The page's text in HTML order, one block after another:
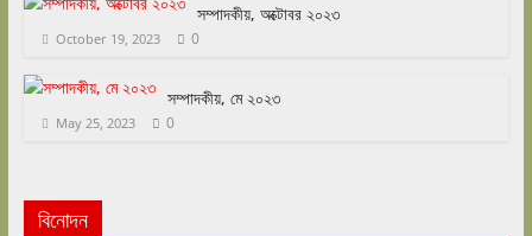
সম্পাদকীয়, অক্টোবর ২০২৩
October 19, 2023 0
সম্পাদকীয়, মে ২০২৩
May 25, 2023 0
বিনোদন